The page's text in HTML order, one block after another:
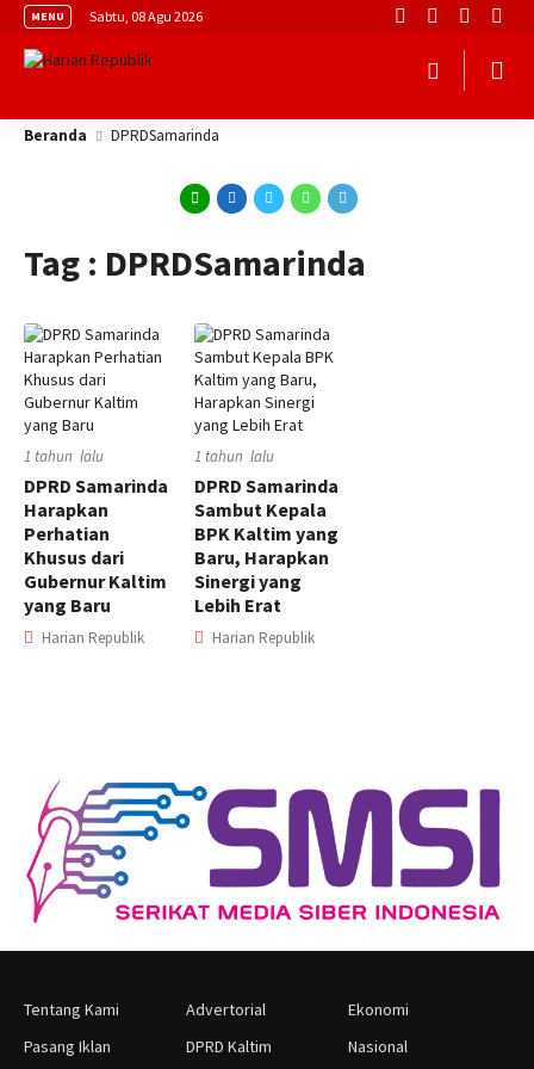
MENU Sabtu, 08 Agu 2026
Beranda DPRDSamarinda
Tag : DPRDSamarinda
1 tahun lalu
DPRD Samarinda
Harapkan
Perhatian
Khusus dari
Gubernur Kaltim
yang Baru
Harian Republik
1 tahun lalu
DPRD Samarinda
Sambut Kepala
BPK Kaltim yang
Baru, Harapkan
Sinergi yang
Lebih Erat
Harian Republik
Tentang Kami
Pasang Iklan
Advertorial
DPRD Kaltim
Ekonomi
Nasional